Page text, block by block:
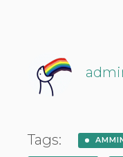
Tags: